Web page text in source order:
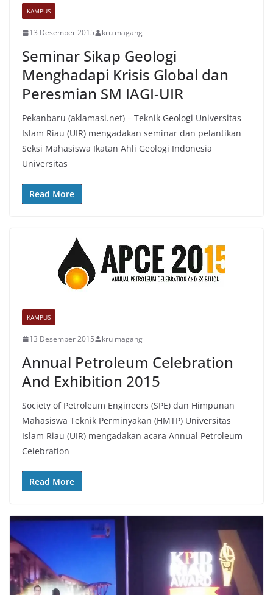
KAMPUS
13 Desember 2015 kru magang
Seminar Sikap Geologi
Menghadapi Krisis Global dan
Peresmian SM IAGI-UIR
Pekanbaru (aklamasi.net) – Teknik Geologi Universitas
Islam Riau (UIR) mengadakan seminar dan pelantikan
Seksi Mahasiswa Ikatan Ahli Geologi Indonesia
Universitas
Read More
KAMPUS
13 Desember 2015 kru magang
Annual Petroleum Celebration
And Exhibition 2015
Society of Petroleum Engineers (SPE) dan Himpunan
Mahasiswa Teknik Perminyakan (HMTP) Universitas
Islam Riau (UIR) mengadakan acara Annual Petroleum
Celebration
Read More